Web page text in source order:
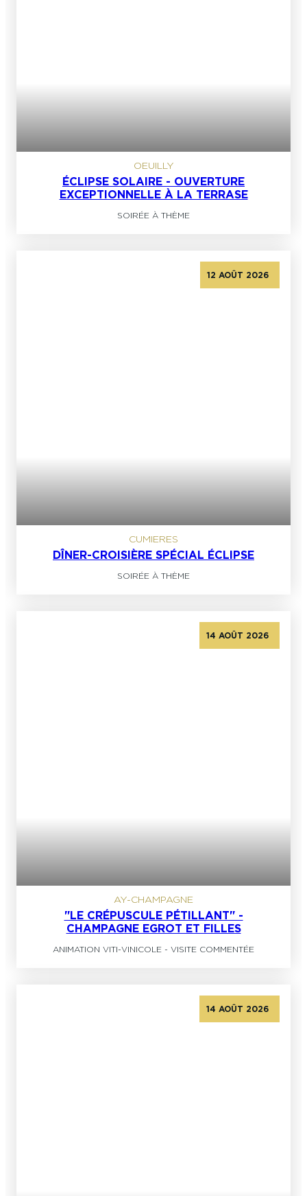
OEUILLY
ÉCLIPSE SOLAIRE - OUVERTURE
EXCEPTIONNELLE À LA TERRASE
SOIRÉE À THÈME
12 AOÛT 2026
CUMIERES
DÎNER-CROISIÈRE SPÉCIAL ÉCLIPSE
SOIRÉE À THÈME
14 AOÛT 2026
AY-CHAMPAGNE
"LE CRÉPUSCULE PÉTILLANT" -
CHAMPAGNE EGROT ET FILLES
ANIMATION VITI-VINICOLE - VISITE COMMENTÉE
14 AOÛT 2026